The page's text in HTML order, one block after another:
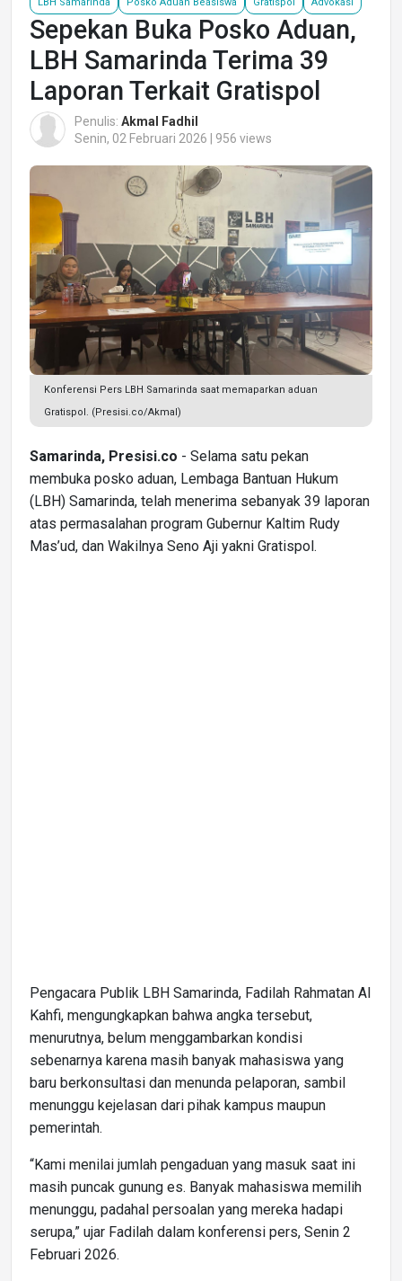
Sepekan Buka Posko Aduan,
LBH Samarinda Terima 39
Laporan Terkait Gratispol
Penulis: Akmal Fadhil
Senin, 02 Februari 2026 | 956 views
Konferensi Pers LBH Samarinda saat memaparkan aduan
Gratispol. (Presisi.co/Akmal)
Samarinda, Presisi.co - Selama satu pekan
membuka posko aduan, Lembaga Bantuan Hukum
(LBH) Samarinda, telah menerima sebanyak 39 laporan
atas permasalahan program Gubernur Kaltim Rudy
Mas’ud, dan Wakilnya Seno Aji yakni Gratispol.
Pengacara Publik LBH Samarinda, Fadilah Rahmatan Al
Kahfi, mengungkapkan bahwa angka tersebut,
menurutnya, belum menggambarkan kondisi
sebenarnya karena masih banyak mahasiswa yang
baru berkonsultasi dan menunda pelaporan, sambil
menunggu kejelasan dari pihak kampus maupun
pemerintah.
“Kami menilai jumlah pengaduan yang masuk saat ini
masih puncak gunung es. Banyak mahasiswa memilih
menunggu, padahal persoalan yang mereka hadapi
serupa,” ujar Fadilah dalam konferensi pers, Senin 2
Februari 2026.